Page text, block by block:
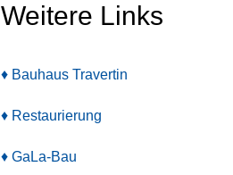
Weitere Links
♦ Bauhaus Travertin
♦ Restaurierung
♦ GaLa-Bau